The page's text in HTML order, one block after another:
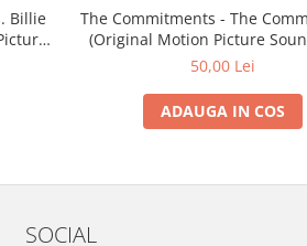
Billie
The Commitments - The
(Original Motion Picture
50,00 Lei
ADAUGA IN COS
SOCIAL